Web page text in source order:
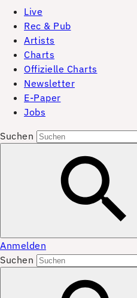
Live
Rec & Pub
Artists
Charts
Offizielle Charts
Newsletter
E-Paper
Jobs
Suchen
Anmelden
Suchen